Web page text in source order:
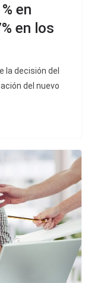
en
en los
la decisión del
del nuevo